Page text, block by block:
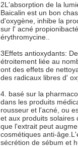
2L'absorption de la
Baicalin est un bon
d'oxygène, inhibe la
sur l' acné
érythromycine..
3Effets antioxydants:
étroitement liée au
ont des effets de
des radicaux libres d'
4. basé sur la
dans les produits
rousseur et l'acné, ou
et aux produits solaires
que l'extrait peut
cosmétiques anti-
sécrétion de sébum et